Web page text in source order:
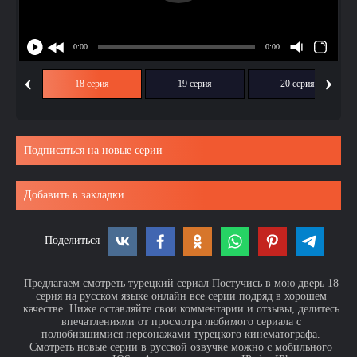
‹ 18 серия 19 серия 20 серия ›
Подписаться на новые серии
Добавить в закладки
Поделиться
Предлагаем смотреть турецкий сериал Постучись в мою дверь 18
серия на русском языке онлайн все серии подряд в хорошем
качестве. Ниже оставляйте свои комментарии и отзывы, делитесь
впечатлениями от просмотра любимого сериала с
полюбившимися персонажами турецкого кинематографа.
Смотреть новые серии в русской озвучке можно с мобильного